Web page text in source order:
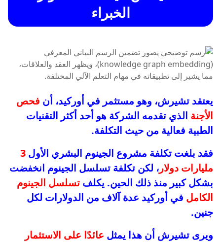
الخبراء
يعتقد تشيرش، وهو مستثمر في أوركيد، أن فحص
الأجنة الذي تقدمه الشركة هو أحد أكثر التقنيات
الطبية فعالية من حيث التكلفة.
فقد بلغت تكلفة مشروع الجينوم البشري الأول 3
مليارات دولار، لكن تكلفة تسلسل الجينوم انخفضت
بشكل كبير منذ ذلك الحين. يكلف تسلسل الجينوم
الكامل في أوركيد عدة آلاف من الدولارات لكل
جنين.
ويرى تشيرش أن هذا يمثل عائدًا على الاستثمار